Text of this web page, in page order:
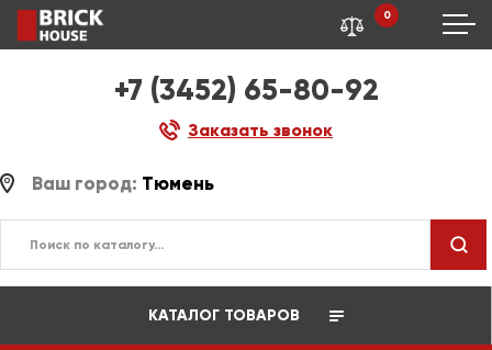
+7 (3452) 65-80-92
Заказать звонок
0
Ваш город: Тюмень
КАТАЛОГ ТОВАРОВ